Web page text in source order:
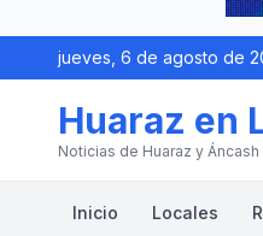
jueves, 6 de agosto de
Huaraz en
Noticias de Huaraz y Áncash
Inicio Locales